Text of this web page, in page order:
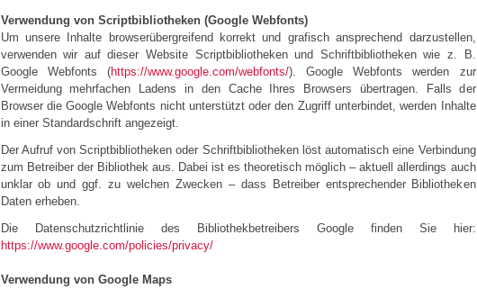
Verwendung von Scriptbibliotheken (Google Webfonts)
Um unsere Inhalte browserübergreifend korrekt und grafisch ansprechend darzustellen,
verwenden wir auf dieser Website Scriptbibliotheken und Schriftbibliotheken wie z. B.
Google Webfonts (https://www.google.com/webfonts/). Google Webfonts werden zur
Vermeidung mehrfachen Ladens in den Cache Ihres Browsers übertragen. Falls der
Browser die Google Webfonts nicht unterstützt oder den Zugriff unterbindet, werden Inhalte
in einer Standardschrift angezeigt.
Der Aufruf von Scriptbibliotheken oder Schriftbibliotheken löst automatisch eine Verbindung
zum Betreiber der Bibliothek aus. Dabei ist es theoretisch möglich – aktuell allerdings auch
unklar ob und ggf. zu welchen Zwecken – dass Betreiber entsprechender Bibliotheken
Daten erheben.
Die Datenschutzrichtlinie des Bibliothekbetreibers Google finden Sie hier:
https://www.google.com/policies/privacy/
Verwendung von Google Maps